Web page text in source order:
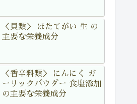
＜貝類＞ ほたてがい 生 の
主要な栄養成分
＜香辛料類＞ にんにく ガ
ーリックパウダー 食塩添加
の主要な栄養成分